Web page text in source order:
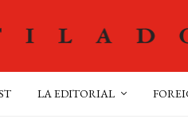
LA EDITORIAL